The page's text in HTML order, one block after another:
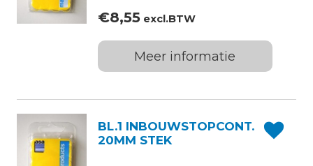
€8,55excl.BTW
Meer informatie
BL.1 INBOUWSTOPCONT.
20MM STEK